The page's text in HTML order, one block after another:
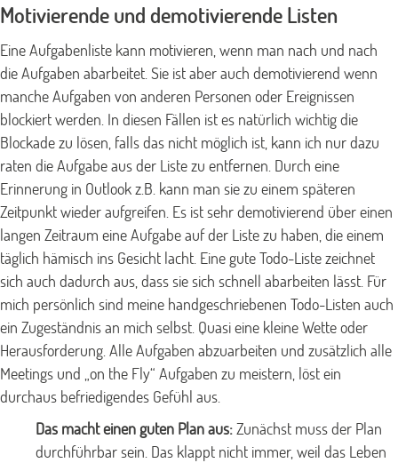
Motivierende und demotivierende Listen
Eine Aufgabenliste kann motivieren, wenn man nach und nach
die Aufgaben abarbeitet. Sie ist aber auch demotivierend wenn
manche Aufgaben von anderen Personen oder Ereignissen
blockiert werden. In diesen Fällen ist es natürlich wichtig die
Blockade zu lösen, falls das nicht möglich ist, kann ich nur dazu
raten die Aufgabe aus der Liste zu entfernen. Durch eine
Erinnerung in Outlook z.B. kann man sie zu einem späteren
Zeitpunkt wieder aufgreifen. Es ist sehr demotivierend über einen
langen Zeitraum eine Aufgabe auf der Liste zu haben, die einem
täglich hämisch ins Gesicht lacht. Eine gute Todo-Liste zeichnet
sich auch dadurch aus, dass sie sich schnell abarbeiten lässt. Für
mich persönlich sind meine handgeschriebenen Todo-Listen auch
ein Zugeständnis an mich selbst. Quasi eine kleine Wette oder
Herausforderung. Alle Aufgaben abzuarbeiten und zusätzlich alle
Meetings und „on the Fly“ Aufgaben zu meistern, löst ein
durchaus befriedigendes Gefühl aus.
Das macht einen guten Plan aus:Zunächst muss der Plan
durchführbar sein. Das klappt nicht immer, weil das Leben